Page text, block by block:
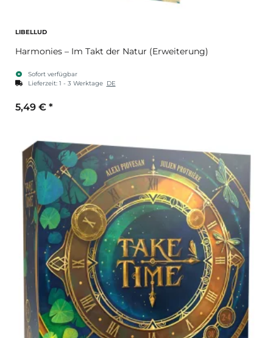
LIBELLUD
Harmonies – Im Takt der Natur (Erweiterung)
Sofort verfügbar
Lieferzeit: 1 - 3 Werktage DE
5,49 € *